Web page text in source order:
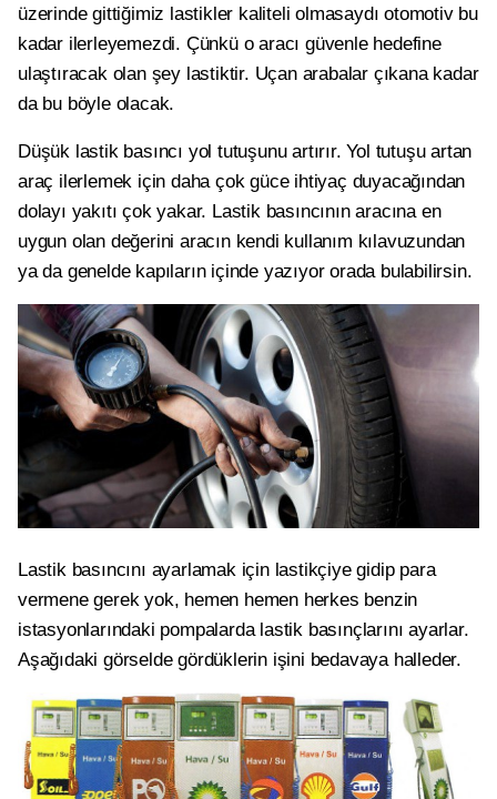
üzerinde gittiğimiz lastikler kaliteli olmasaydı otomotiv bu
kadar ilerleyemezdi. Çünkü o aracı güvenle hedefine
ulaştıracak olan şey lastiktir. Uçan arabalar çıkana kadar
da bu böyle olacak.
Düşük lastik basıncı yol tutuşunu artırır. Yol tutuşu artan
araç ilerlemek için daha çok güce ihtiyaç duyacağından
dolayı yakıtı çok yakar. Lastik basıncının aracına en
uygun olan değerini aracın kendi kullanım kılavuzundan
ya da genelde kapıların içinde yazıyor orada bulabilirsin.
Lastik basıncını ayarlamak için lastikçiye gidip para
vermene gerek yok, hemen hemen herkes benzin
istasyonlarındaki pompalarda lastik basınçlarını ayarlar.
Aşağıdaki görselde gördüklerin işini bedavaya halleder.